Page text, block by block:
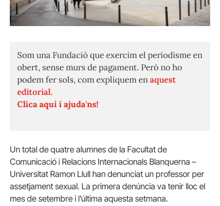
Som una Fundació que exercim el periodisme en
obert, sense murs de pagament. Però no ho
podem fer sols, com expliquem enaquest
editorial.
Clica aquí i ajuda'ns!
Un total de quatre alumnes de la Facultat de
Comunicació i Relacions Internacionals Blanquerna –
Universitat Ramon Llull han denunciat un professor per
assetjament sexual. La primera denúncia va tenir lloc el
mes de setembre i l’última aquesta setmana.